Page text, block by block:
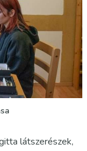
látszerészek,